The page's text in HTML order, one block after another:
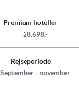
Premium hoteller
28.698,-
Rejseperiode
September - november